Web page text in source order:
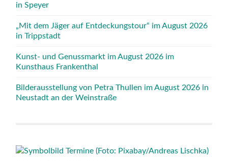
in Speyer
„Mit dem Jäger auf Entdeckungstour“ im August 2026
in Trippstadt
Kunst- und Genussmarkt im August 2026 im
Kunsthaus Frankenthal
Bilderausstellung von Petra Thullen im August 2026 in
Neustadt an der Weinstraße